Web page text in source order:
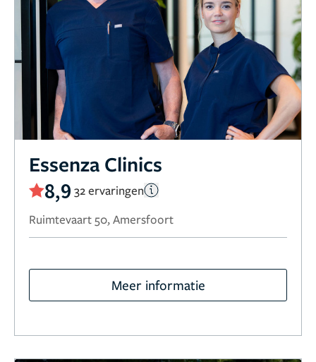
Essenza Clinics
8,9 32 ervaringen
Ruimtevaart 50, Amersfoort
Meer informatie